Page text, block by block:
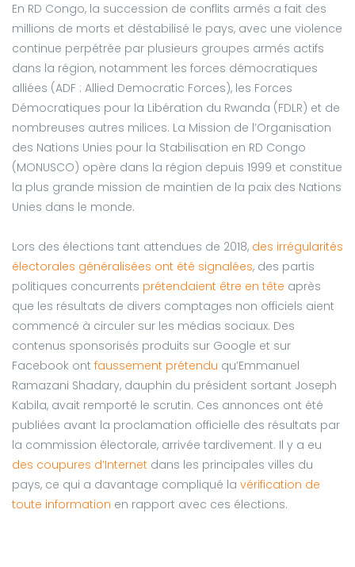
En RD Congo, la succession de conflits armés a fait des
millions de morts et déstabilisé le pays, avec une violence
continue perpétrée par plusieurs groupes armés actifs
dans la région, notamment les forces démocratiques
alliées (ADF : Allied Democratic Forces), les Forces
Démocratiques pour la Libération du Rwanda (FDLR) et de
nombreuses autres milices. La Mission de l’Organisation
des Nations Unies pour la Stabilisation en RD Congo
(MONUSCO) opère dans la région depuis 1999 et constitue
la plus grande mission de maintien de la paix des Nations
Unies dans le monde.
Lors des élections tant attendues de 2018, des irrégularités
électorales généralisées ont été signalées, des partis
politiques concurrents prétendaient être en tête après
que les résultats de divers comptages non officiels aient
commencé à circuler sur les médias sociaux. Des
contenus sponsorisés produits sur Google et sur
Facebook ont faussement prétendu qu’Emmanuel
Ramazani Shadary, dauphin du président sortant Joseph
Kabila, avait remporté le scrutin. Ces annonces ont été
publiées avant la proclamation officielle des résultats par
la commission électorale, arrivée tardivement. Il y a eu
des coupures d’Internet dans les principales villes du
pays, ce qui a davantage compliqué la vérification de
toute information en rapport avec ces élections.